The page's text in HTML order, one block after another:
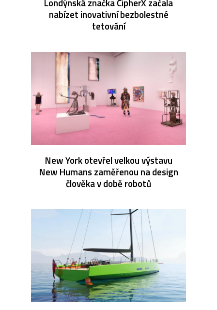
nabízet inovativní bezbolestné
tetování
New York otevřel velkou výstavu
New Humans zaměřenou na design
člověka v době robotů